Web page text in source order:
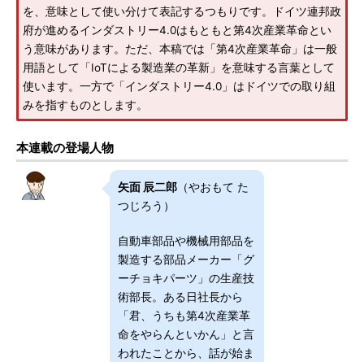
を、意味として使い分けて表記するつもりです。ドイツ連邦政
府が進めるインダストリー4.0はもともと第4次産業革命とい
う意味があります。ただ、本稿では「第4次産業革命」は一般
用語として「IoTによる製造業の革新」を意味する言葉として
使います。一方で「インダストリー4.0」はドイツでの取り組
みを指すものとします。
本連載の登場人物
矢面 辰二郎 （やおもて た
つじろう）
自動車部品や機械用部品を
製造する部品メーカー「グ
ーチョキパーツ」の生産技
術部長。ある日社長から
「君、うちも第4次産業革
命をやらんといかん」と言
われたことから、話が始ま